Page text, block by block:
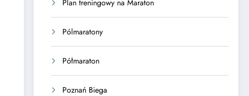
Plan treningowy na Maraton
Pólmaratony
Półmaraton
Poznań Biega